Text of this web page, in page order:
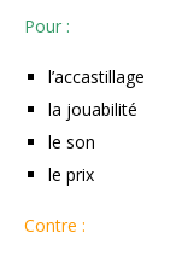
Pour :
l’accastillage
la jouabilité
le son
le prix
Contre :